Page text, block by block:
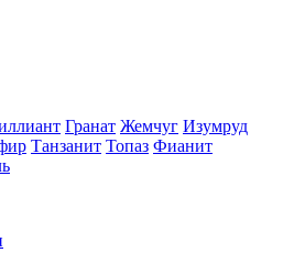
Гранат Жемчуг Изумруд
Танзанит Топаз Фианит